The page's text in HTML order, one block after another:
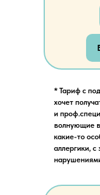
* Тариф с
хочет
и
волнующие
какие-то
аллергики,